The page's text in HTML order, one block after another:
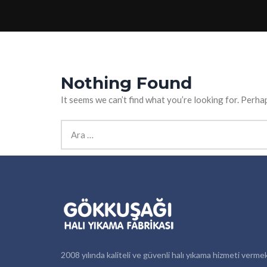
Nothing Found
It seems we can’t find what you’re looking for.
2008 yılında kaliteli ve güvenli halı yıkama hizmeti